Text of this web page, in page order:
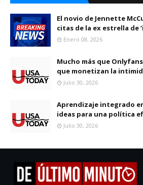
El novio de Jennette
citas de la ex estrella de
Enero 08, 2026
Mucho más que
que monetizan la
Julio 30, 2026
Aprendizaje integrado
ideas para una política
Julio 30, 2026